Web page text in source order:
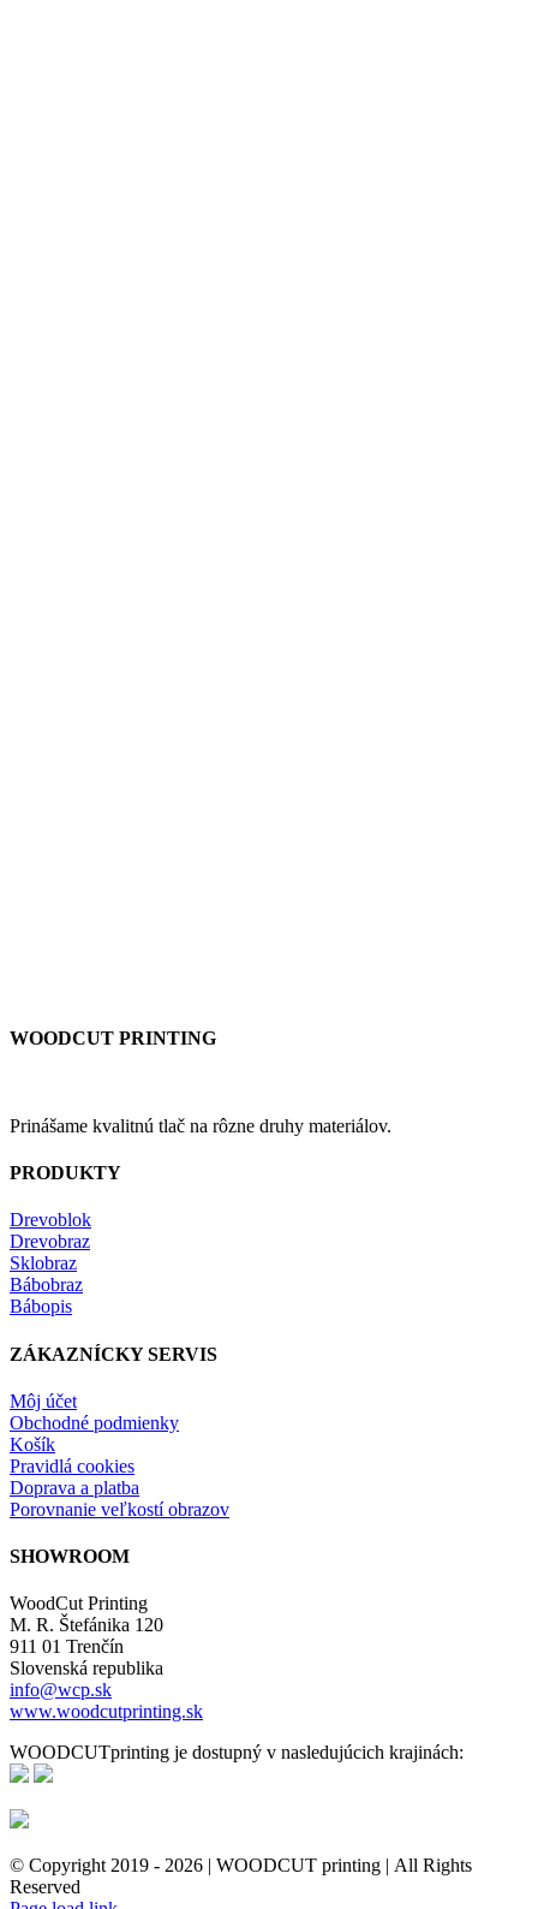
WOODCUT PRINTING
Prinášame kvalitnú tlač na rôzne druhy materiálov.
PRODUKTY
Drevoblok
Drevobraz
Sklobraz
Bábobraz
Bábopis
ZÁKAZNÍCKY SERVIS
Môj účet
Obchodné podmienky
Košík
Pravidlá cookies
Doprava a platba
Porovnanie veľkostí obrazov
SHOWROOM
WoodCut Printing
M. R. Štefánika 120
911 01 Trenčín
Slovenská republika
info@wcp.sk
www.woodcutprinting.sk
WOODCUTprinting je dostupný v nasledujúcich krajinách:
© Copyright 2019 - 2026 | WOODCUT printing | All Rights
Reserved